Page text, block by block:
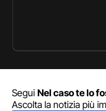
Segui Nel caso te lo
Ascolta la notizia più